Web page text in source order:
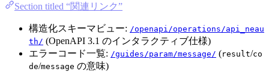
Section titled “関連リンク”
構造化スキーマビュー: /openapi/operations/api_neau
th/ (OpenAPI 3.1 のインタラクティブ仕様)
エラーコード一覧: /guides/param/message/ (result/co
de/message の意味)